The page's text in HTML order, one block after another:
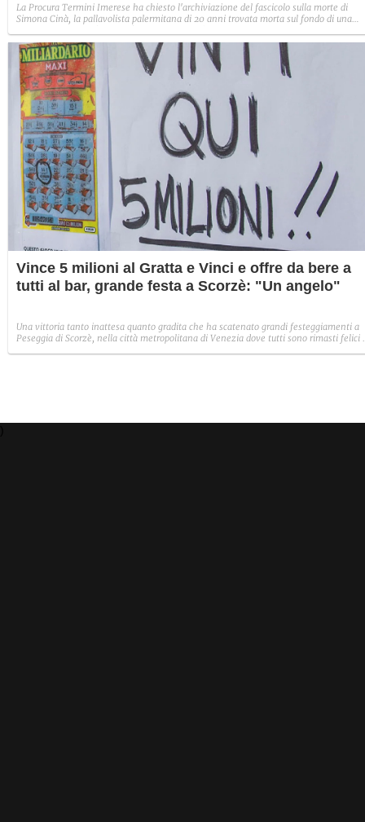
La Procura Termini Imerese ha chiesto l'archiviazione del fascicolo sulla morte di
Simona Cinà, la pallavolista palermitana di 20 anni trovata morta sul fondo di una
oppone: "Siamo amareggiati, addolorati e sconcertati".
Vince 5 milioni al Gratta e Vinci e offre da bere a
tutti al bar, grande festa a Scorzè: "Un angelo"
Una vittoria tanto inattesa quanto gradita che ha scatenato grandi festeggiamenti a
Peseggia di Scorzè, nella città metropolitana di Venezia dove tutti sono rimasti felici